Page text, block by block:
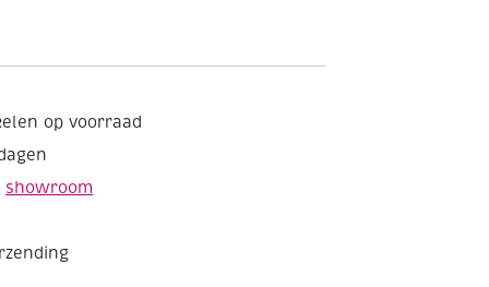
stuks,
assortiment
op voorraad
showroom